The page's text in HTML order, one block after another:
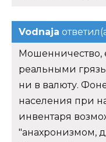
Vodnaja
Мошенничество,
реальными
ни в валюту.
населения при
инвентаря
"анахронизмом,